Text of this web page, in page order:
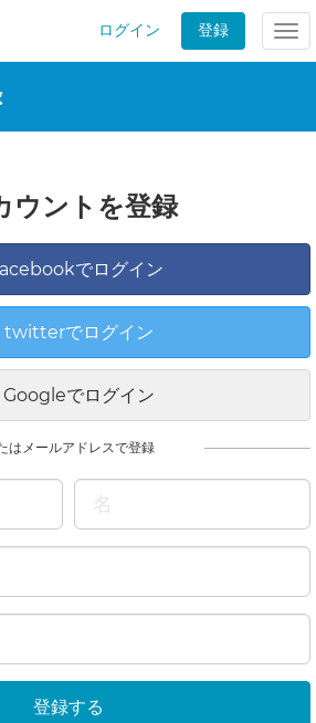
ログイン 登録
ウントを登録
でログイン
twitterでログイン
でログイン
はメールアドレスで登録